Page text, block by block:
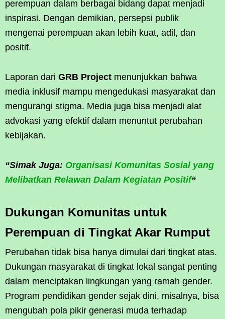
perempuan dalam berbagai bidang dapat menjadi
inspirasi. Dengan demikian, persepsi publik
mengenai perempuan akan lebih kuat, adil, dan
positif.
Laporan dari GRB Project menunjukkan bahwa
media inklusif mampu mengedukasi masyarakat dan
mengurangi stigma. Media juga bisa menjadi alat
advokasi yang efektif dalam menuntut perubahan
kebijakan.
“Simak Juga: Organisasi Komunitas Sosial yang
Melibatkan Relawan Dalam Kegiatan Positif“
Dukungan Komunitas untuk
Perempuan di Tingkat Akar Rumput
Perubahan tidak bisa hanya dimulai dari tingkat atas.
Dukungan masyarakat di tingkat lokal sangat penting
dalam menciptakan lingkungan yang ramah gender.
Program pendidikan gender sejak dini, misalnya, bisa
mengubah pola pikir generasi muda terhadap